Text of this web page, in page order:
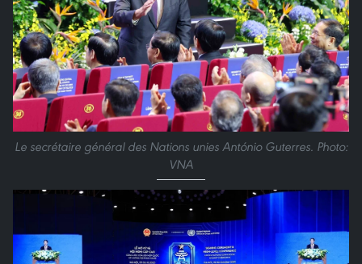
Le secrétaire général des Nations unies António Guterres. Photo:
VNA